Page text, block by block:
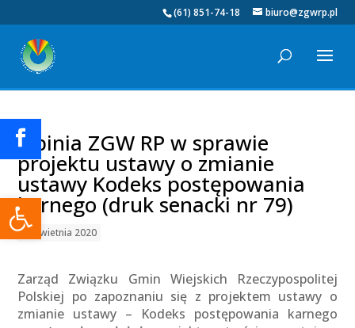
Otwórz pasek narzędzi
(61) 851-74-18 biuro@zgwrp.pl
Opinia ZGW RP w sprawie
projektu ustawy o zmianie
ustawy Kodeks postępowania
karnego (druk senacki nr 79)
07 kwietnia 2020
Zarząd Związku Gmin Wiejskich Rzeczypospolitej
Polskiej po zapoznaniu się z projektem ustawy o
zmianie ustawy – Kodeks postępowania karnego